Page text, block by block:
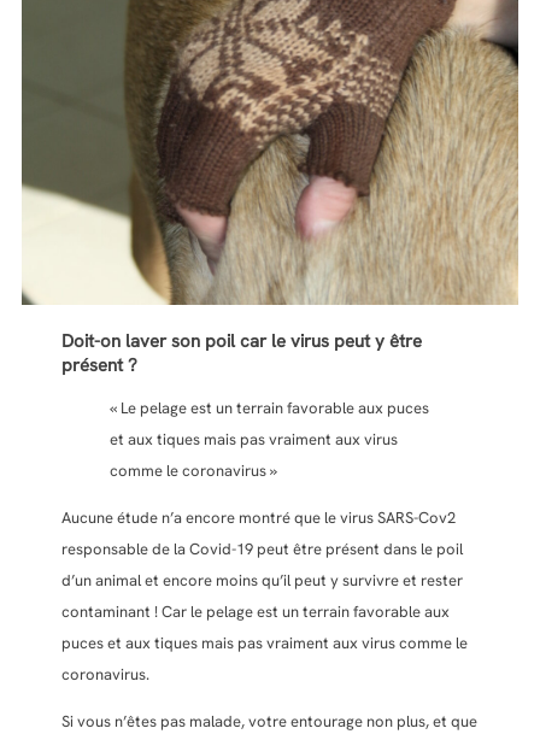
Doit-on laver son poil car le virus peut y être
présent ?
« Le pelage est un terrain favorable aux puces
et aux tiques mais pas vraiment aux virus
comme le coronavirus »
Aucune étude n’a encore montré que le virus SARS-Cov2
responsable de la Covid-19 peut être présent dans le poil
d’un animal et encore moins qu’il peut y survivre et rester
contaminant ! Car le pelage est un terrain favorable aux
puces et aux tiques mais pas vraiment aux virus comme le
coronavirus.
Si vous n’êtes pas malade, votre entourage non plus, et que